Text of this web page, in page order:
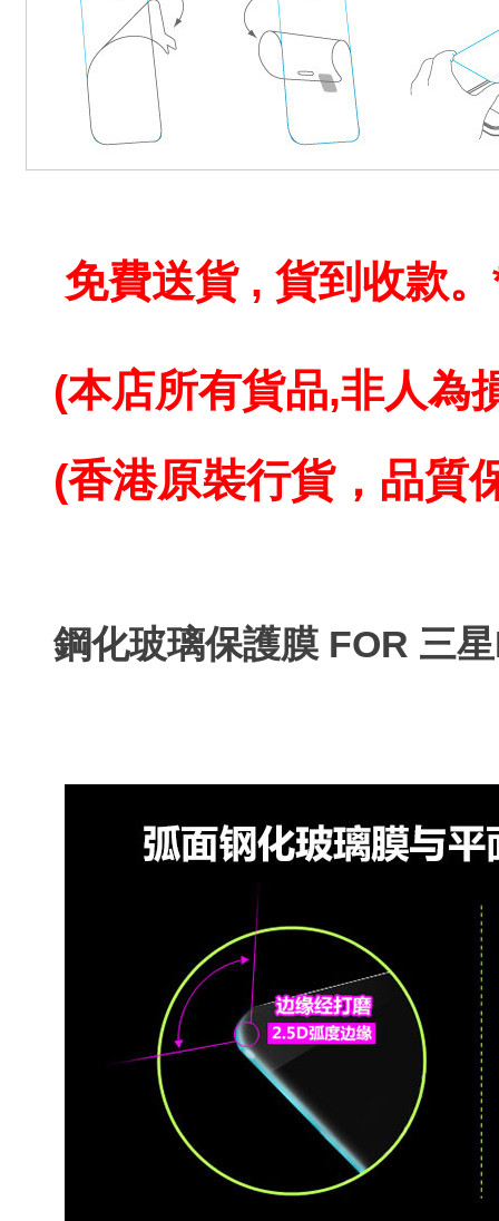
免費送貨 , 貨到收款。
(本店所有貨品,非人為
(香港原裝行貨，品質
鋼化玻璃保護膜 FOR 三